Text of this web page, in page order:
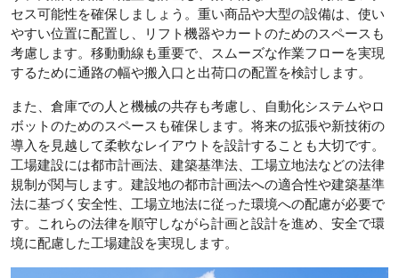
セス可能性を確保しましょう。重い商品や大型の設備は、使い
やすい位置に配置し、リフト機器やカートのためのスペースも
考慮します。移動動線も重要で、スムーズな作業フローを実現
するために通路の幅や搬入口と出荷口の配置を検討します。
また、倉庫での人と機械の共存も考慮し、自動化システムやロ
ボットのためのスペースも確保します。将来の拡張や新技術の
導入を見越して柔軟なレイアウトを設計することも大切です。
工場建設には都市計画法、建築基準法、工場立地法などの法律
規制が関与します。建設地の都市計画法への適合性や建築基準
法に基づく安全性、工場立地法に従った環境への配慮が必要で
す。これらの法律を順守しながら計画と設計を進め、安全で環
境に配慮した工場建設を実現します。